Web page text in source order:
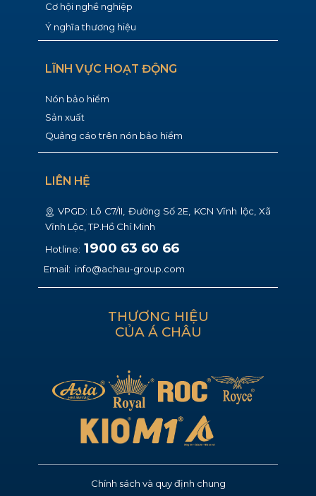
Cơ hội nghề nghiệp
Ý nghĩa thương hiệu
LĨNH VỰC HOẠT ĐỘNG
Nón bảo hiểm
Sản xuất
Quảng cáo trên nón bảo hiểm
LIÊN HỆ
VPGD: ​Lô C7/II, Đường Số 2E, KCN Vĩnh lộc, Xã
Vĩnh Lộc, TP.Hồ Chí Minh
Hotline: 1900 63 60 66
Email: info@achau-group.com
THƯƠNG HIỆU
CỦA Á CHÂU
Chính sách và quy định chung